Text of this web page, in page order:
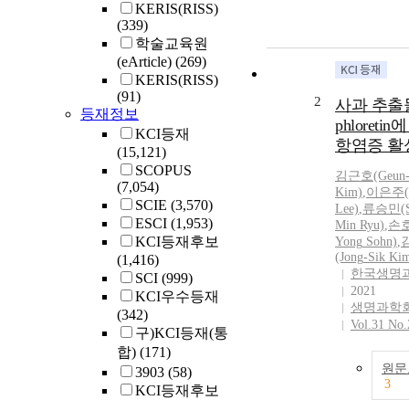
KERIS(RISS)
(339)
학술교육원
(eArticle) (269)
KERIS(RISS)
(91)
등재정보
KCI등재
(15,121)
SCOPUS
(7,054)
SCIE (3,570)
ESCI (1,953)
KCI등재후보
(1,416)
SCI (999)
KCI우수등재
(342)
구)KCI등재(통
합) (171)
3903 (58)
KCI등재후보
2
사과 추출
phloretin
항염증 활
김근호(Geun-
Kim),이은주
Lee),류승민
Min Ryu),손
Yong Sohn),
(Jong-Sik
한국생명
2021
생명과학
Vol.31
원
3